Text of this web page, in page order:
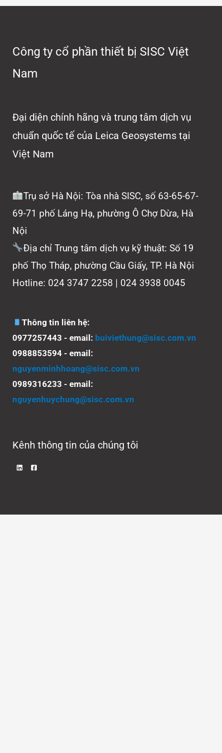
Công ty cổ phần thiết bị SISC Việt
Nam
Đại diện chính hãng và trung tâm dịch vụ
chuẩn quốc tế của Leica Geosystems tại
Việt Nam
Trụ sở Hà Nội: Tòa nhà SISC, số 63-65-67-
69-71 phố Láng Hạ, phường Ô Chợ Dừa, Hà
Nội
Địa chỉ Trung tâm dịch vụ kỹ thuật: Số 19
phố Thọ Tháp, phường Cầu Giấy, TP. Hà Nội
Hotline: 024 3747 2258 | 024 3938 0045
Thông tin liên hệ:
0977257443 - email: buiviethung@sisc.com.vn
0988853594 - email:
nguyenminhhoang@sisc.com.vn
0989316233 - email:
nguyenhuychung@sisc.com.vn
Kênh thông tin của chúng tôi